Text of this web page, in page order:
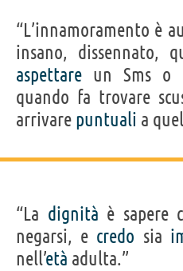
“L’innamoramento è
insano, dissennato,
aspettare un Sms o
quando fa trovare
arrivare puntuali a
“La dignità è sapere
negarsi, e credo sia
nell’età adulta.”